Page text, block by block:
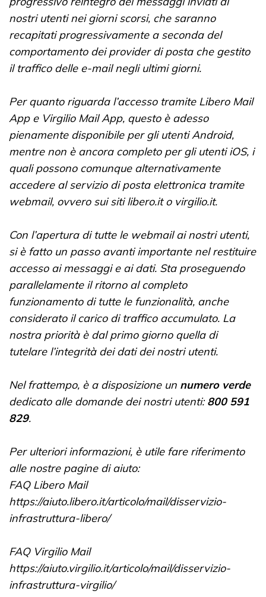
nostri utenti nei giorni scorsi, che saranno
recapitati progressivamente a seconda del
comportamento dei provider di posta che gestito
il traffico delle e-mail negli ultimi giorni.
Per quanto riguarda l’accesso tramite Libero Mail
App e Virgilio Mail App, questo è adesso
pienamente disponibile per gli utenti Android,
mentre non è ancora completo per gli utenti iOS, i
quali possono comunque alternativamente
accedere al servizio di posta elettronica tramite
webmail, ovvero sui siti libero.it o virgilio.it.
Con l’apertura di tutte le webmail ai nostri utenti,
si è fatto un passo avanti importante nel restituire
accesso ai messaggi e ai dati. Sta proseguendo
parallelamente il ritorno al completo
funzionamento di tutte le funzionalità, anche
considerato il carico di traffico accumulato. La
nostra priorità è dal primo giorno quella di
tutelare l’integrità dei dati dei nostri utenti.
Nel frattempo, è a disposizione un numero verde
dedicato alle domande dei nostri utenti:800 591
829.
Per ulteriori informazioni, è utile fare riferimento
alle nostre pagine di aiuto:
FAQ Libero Mail
https://aiuto.libero.it/articolo/mail/disservizio-
infrastruttura-libero/
FAQ Virgilio Mail
https://aiuto.virgilio.it/articolo/mail/disservizio-
infrastruttura-virgilio/